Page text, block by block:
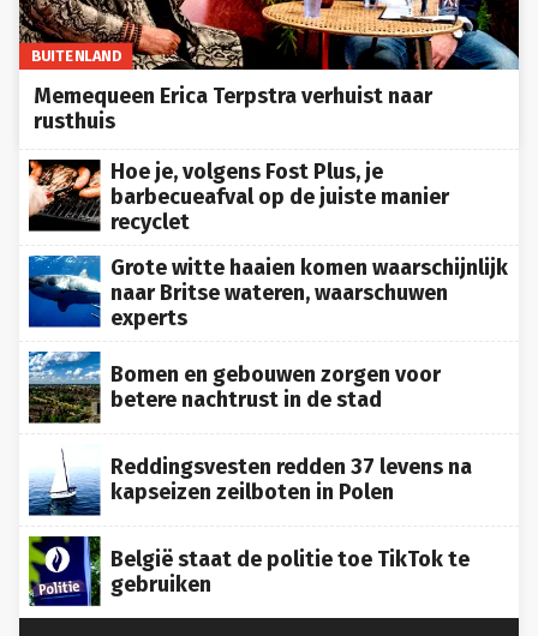
BUITENLAND
Memequeen Erica Terpstra verhuist naar
rusthuis
Hoe je, volgens Fost Plus, je
barbecueafval op de juiste manier
recyclet
Grote witte haaien komen waarschijnlijk
naar Britse wateren, waarschuwen
experts
Bomen en gebouwen zorgen voor
betere nachtrust in de stad
Reddingsvesten redden 37 levens na
kapseizen zeilboten in Polen
België staat de politie toe TikTok te
gebruiken